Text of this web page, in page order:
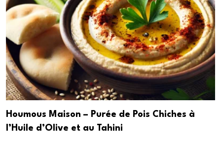
Houmous Maison – Purée de Pois Chiches à
l’Huile d’Olive et au Tahini